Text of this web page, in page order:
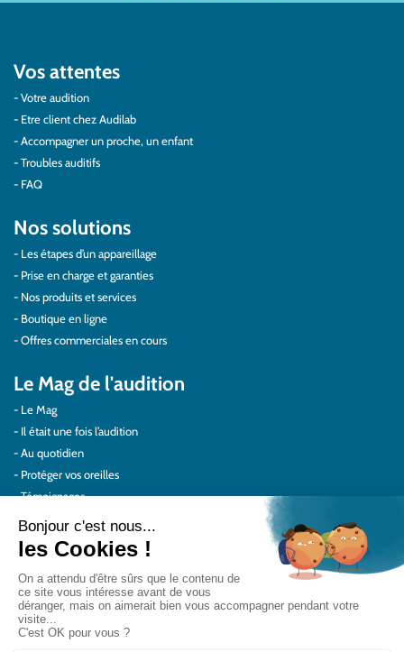
Vos attentes
Votre audition
Etre client chez Audilab
Accompagner un proche, un enfant
Troubles auditifs
FAQ
Nos solutions
Les étapes d’un appareillage
Prise en charge et garanties
Nos produits et services
Boutique en ligne
Offres commerciales en cours
Le Mag de l'audition
Le Mag
Il était une fois l’audition
Au quotidien
Protéger vos oreilles
Témoignages
Actualités Audilab
Pour les pros
Le réseau Audilab
Notre histoire – Nos valeurs
Le choix de la qualité